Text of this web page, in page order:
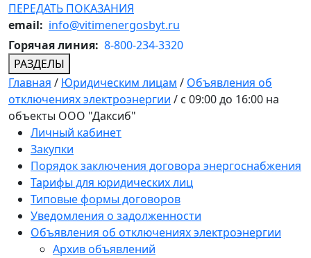
ПЕРЕДАТЬ ПОКАЗАНИЯ
email: info@vitimenergosbyt.ru
Горячая линия: 8-800-234-3320
РАЗДЕЛЫ
Главная / Юридическим лицам / Объявления об
отключениях электроэнергии / с 09:00 до 16:00 на
объекты ООО "Даксиб"
Личный кабинет
Закупки
Порядок заключения договора энергоснабжения
Тарифы для юридических лиц
Типовые формы договоров
Уведомления о задолженности
Объявления об отключениях электроэнергии
Архив объявлений